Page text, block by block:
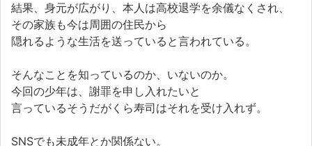
結果、身元が広がり、本人は高校退学を余儀なくされ、
その家族も今は周囲の住民から
隠れるような生活を送っていると言われている。
そんなことを知っているのか、いないのか。
今回の少年は、謝罪を申し入れたいと
言っているそうだがくら寿司はそれを受け入れず。
SNSでも未成年とか関係ない。